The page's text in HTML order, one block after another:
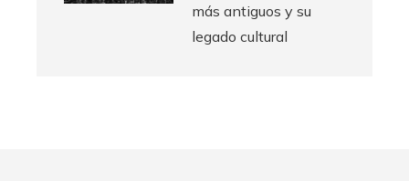
más antiguos y su
legado cultural